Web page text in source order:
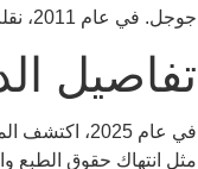
جوجل. في عام 2011، نقلت المدونة منشوراتها، بما في ذلك المنشور المعني، إلى موقعها الجديد LaurenMessiah.com.
تفاصيل
في عام
مثل انتهاك حقوق الطبع